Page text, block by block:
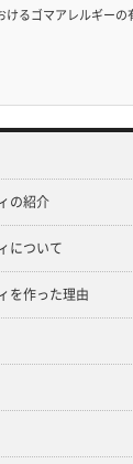
けるゴマアレルギー
の紹介
について
を作った理由